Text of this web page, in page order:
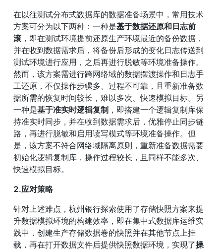
在以往测试分布式数据库的数据准备场景中，常用技术
方案可分为以下两种：一种是基于数据还原和日志前
滚 ，即在测试环境提前还原生产环境最近的备份数据，
并在收到数据需求后，将备份后形成的变化日志传送到
测试环境进行应用，之后再进行脱敏等环境准备操作。
然而，该方案需进行跨网络域的数据摆渡操作和日志手
工还原，不仅操作步骤多、过程不可靠，且重新准备数
据所需的恢复时间较长，难以多次、快速模拟目标。另
一种是基于准实时逻辑复制 ，即搭建一个逻辑复制库保
持准实时同步，并在收到数据需求后，优雅停止同步链
路，再进行脱敏和启用读写模式等环境准备操作。但
是，该方案不符合网络域隔离原则，重新准备数据需要
初始化逻辑复制库，操作过程较长，且同样不能多次、
快速模拟目标。
2.应对策略
针对上述难点，杭州银行探索使用了存储快照方案来提
升数据模拟环境的构建效率，即在集中式数据库运维实
践中，创建生产存储数据卷的快照并在其他节点上挂
载，再在打开数据文件后提供快照数据环境，实现了操